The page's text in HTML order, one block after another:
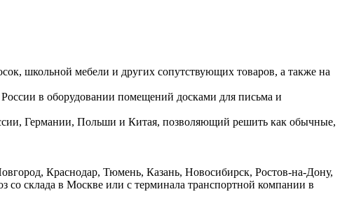
школьной мебели и других сопутствующих товаров, а также на
в оборудовании помещений досками для письма и
Германии, Польши и Китая, позволяющий решить как обычные,
Краснодар, Тюмень, Казань, Новосибирск, Ростов-на-Дону,
склада в Москве или с терминала транспортной компании в